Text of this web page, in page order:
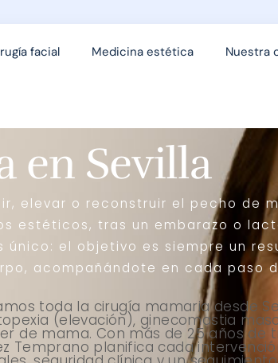
facial Medicina estética Nuestra
en Sevilla
elevar o reconstruir el pecho de
estéticos, tras un embarazo o
el objetivo es siempre un
acompañándote en cada paso
toda la cirugía mamaria desde
(elevación), ginecomastia
de mama. Con más de 25 años de
Temprano planifica cada